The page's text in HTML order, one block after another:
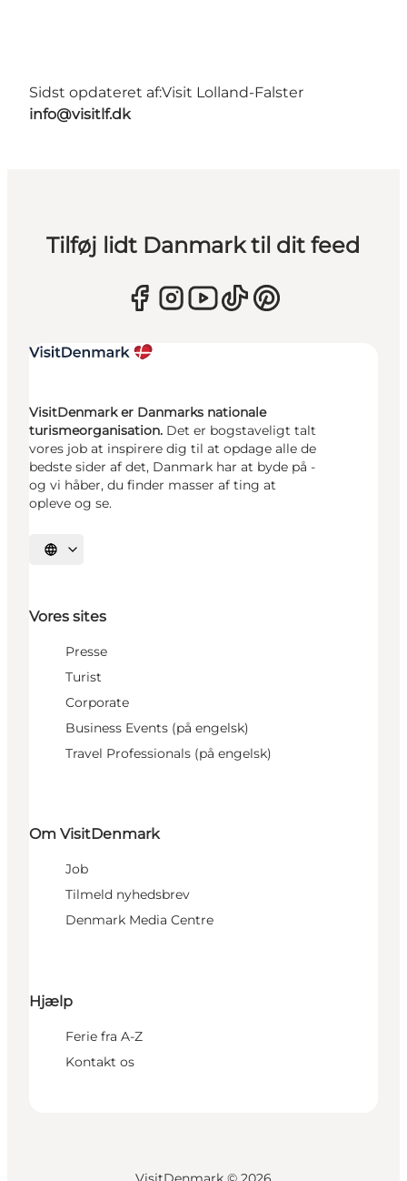
Sidst opdateret af:Visit Lolland-Falster
info@visitlf.dk
Tilføj lidt Danmark til dit feed
VisitDenmark er Danmarks nationale
turismeorganisation. Det er bogstaveligt talt
vores job at inspirere dig til at opdage alle de
bedste sider af det, Danmark har at byde på -
og vi håber, du finder masser af ting at
opleve og se.
Vælg sprog
Vores sites
Presse
Turist
Corporate
Business Events (på engelsk)
Travel Professionals (på engelsk)
Om VisitDenmark
Job
Tilmeld nyhedsbrev
Denmark Media Centre
Hjælp
Ferie fra A-Z
Kontakt os